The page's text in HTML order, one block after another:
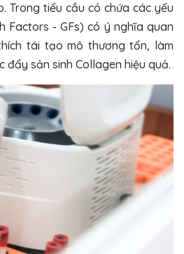
Trong tiểu cầu có chứa các yếu
Factors - GFs) có ý nghĩa quan
tái tạo mô thương tổn, làm
đẩy sản sinh Collagen hiệu quả.